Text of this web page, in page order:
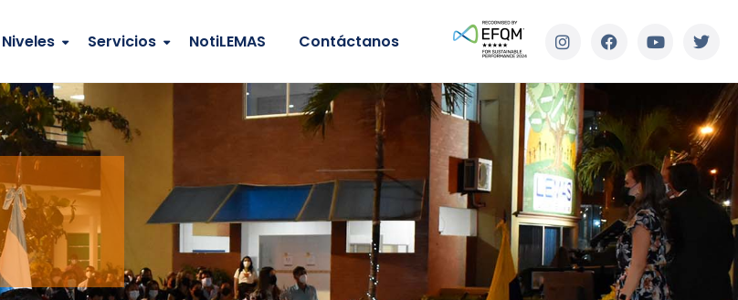
Niveles Servicios NotiLEMAS Contáctanos